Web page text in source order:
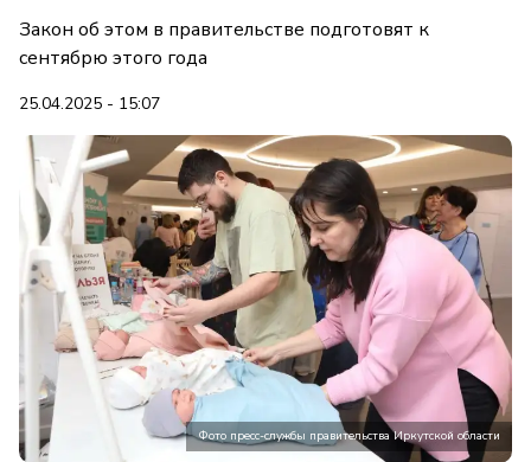
Закон об этом в правительстве подготовят к
сентябрю этого года
25.04.2025 - 15:07
Фото пресс-службы правительства Иркутской области